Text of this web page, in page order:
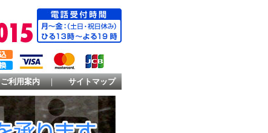
ご利用案内 ｜ サイトマップ